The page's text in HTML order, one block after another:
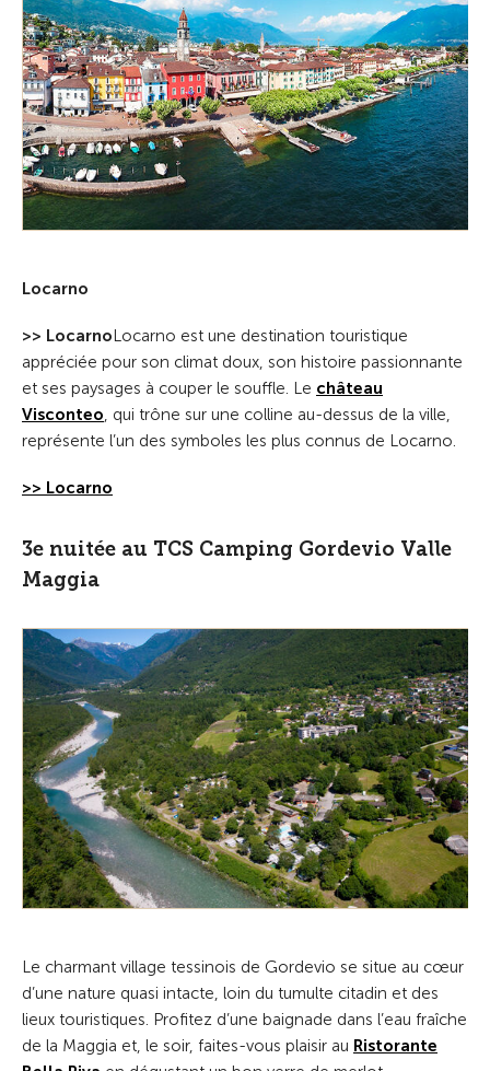
Locarno
>> LocarnoLocarno est une destination touristique
appréciée pour son climat doux, son histoire passionnante
et ses paysages à couper le souffle. Le château
Visconteo, qui trône sur une colline au-dessus de la ville,
représente l’un des symboles les plus connus de Locarno.
>> Locarno
3e nuitée au TCS Camping Gordevio Valle
Maggia
Le charmant village tessinois de Gordevio se situe au cœur
d’une nature quasi intacte, loin du tumulte citadin et des
lieux touristiques. Profitez d’une baignade dans l’eau fraîche
de la Maggia et, le soir, faites-vous plaisir au Ristorante